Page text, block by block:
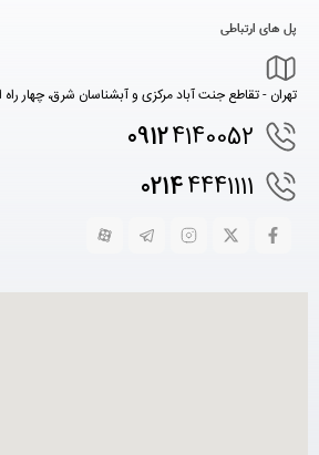
پل های ارتباطی
تهران - تقاطع جنت آباد مرکزی و آبشناسان شرق، چهار راه
09124140052
02144441111